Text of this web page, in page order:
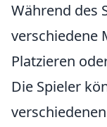
Während des
verschiedene
Platzieren
Die Spieler